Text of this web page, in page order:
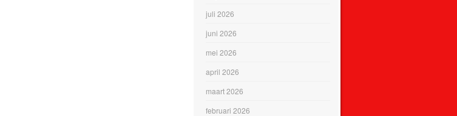
juli 2026
juni 2026
mei 2026
april 2026
maart 2026
februari 2026